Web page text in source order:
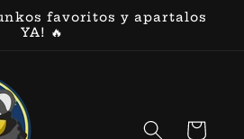
favoritos y apartalos
YA! 🔥
Carrito